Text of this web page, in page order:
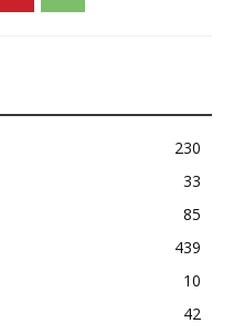
230
33
85
439
10
42